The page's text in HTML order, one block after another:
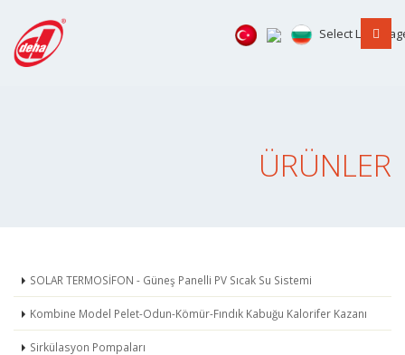
Select
ÜRÜNLER
SOLAR TERMOSİFON - Güneş Panelli PV Sıcak Su Sistemi
Kombine Model Pelet-Odun-Kömür-Fındık Kabuğu Kalorifer Kazanı
Sirkülasyon Pompaları